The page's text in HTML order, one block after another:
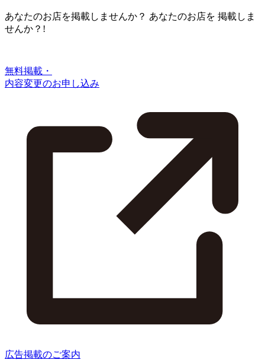
あなたのお店を掲載しませんか？ あなたのお店を 掲載しま
せんか？!
無料掲載・
内容変更のお申し込み
広告掲載のご案内